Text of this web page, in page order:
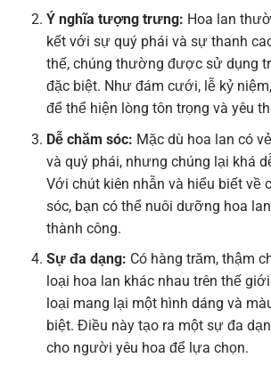
Ý nghĩa tượng trưng: Hoa lan
kết với sự quý phái và sự thanh
thế, chúng thường được sử dụng
đặc biệt. Như đám cưới, lễ kỷ
để thể hiện lòng tôn trọng và yêu
Dễ chăm sóc: Mặc dù hoa lan có
và quý phái, nhưng chúng lại khá
Với chút kiên nhẫn và hiểu biết về
sóc, bạn có thể nuôi dưỡng hoa
thành công.
Sự đa dạng: Có hàng trăm, thậm
loại hoa lan khác nhau trên thế
loại mang lại một hình dáng và
biệt. Điều này tạo ra một sự đa
cho người yêu hoa để lựa chọn.